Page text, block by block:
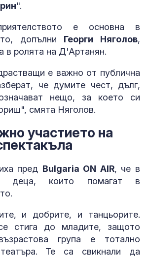
".
е основна в
допълни Георги Няголов,
в ролята на Д'Артанян.
е важно от публична
че думите чест, дълг,
нещо, за което си
смята Няголов.
участието на
пред Bulgaria ON AIR, че в
деца, които помагат в
и добрите, и танцьорите.
стига до младите, защото
група е тотално
Те са свикнали да